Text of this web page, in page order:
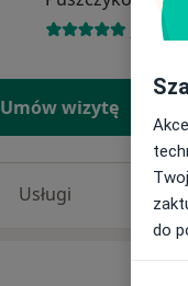
26 opinii
Umów wizytę
Usługi
do